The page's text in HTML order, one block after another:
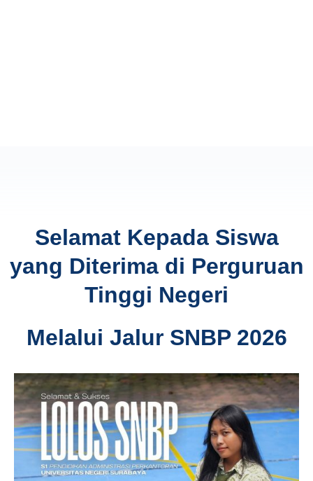
Selamat Kepada Siswa
yang Diterima di Perguruan
Tinggi Negeri
Melalui Jalur SNBP 2026